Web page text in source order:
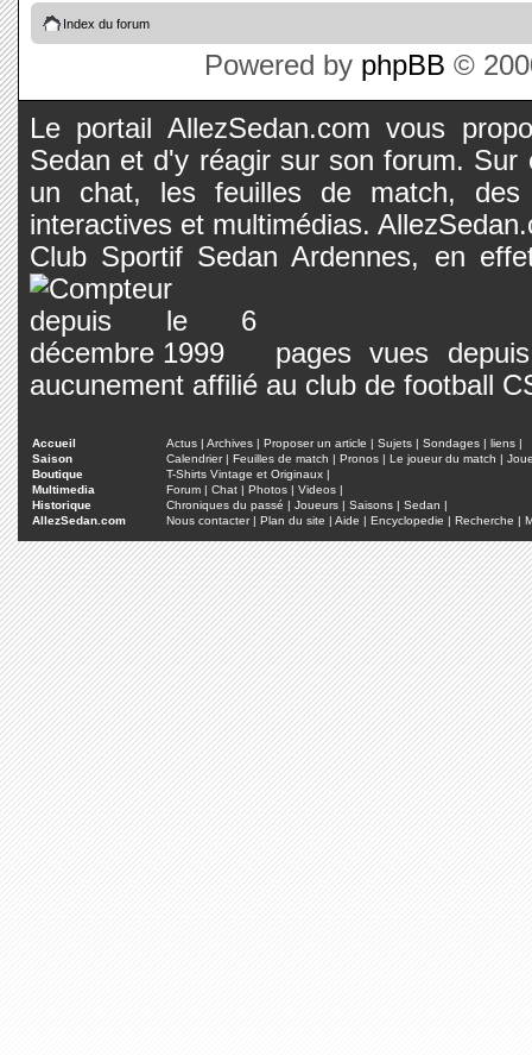
Index du forum
Powered by phpBB ©
Le portail AllezSedan.com vous
Sedan et d'y réagir sur son forum.
un chat, les feuilles de match, des
interactives et multimédias.
Club Sportif Sedan Ardennes, en
pages vues
aucunement affilié au club de football
Accueil Actus | Archives | Proposer un article | Sujets | Sondages | liens |
Saison
Calendrier| Feuilles de match | Pronos | Le joueur du match |
Boutique
T-Shirts Vintage et Originaux |
Multimedia
Forum | Chat | Photos | Videos |
Historique
Chroniques du passé | Joueurs | Saisons | Sedan |
AllezSedan.com
Nous contacter| Plan du site | Aide | Encyclopedie | Recherche |